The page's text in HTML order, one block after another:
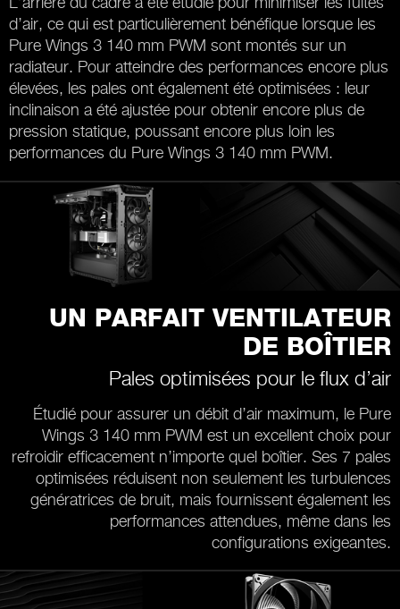
d’air, ce qui est particulièrement bénéfique lorsque les
Pure Wings 3 140 mm PWM sont montés sur un
radiateur. Pour atteindre des performances encore plus
élevées, les pales ont également été optimisées : leur
inclinaison a été ajustée pour obtenir encore plus de
pression statique, poussant encore plus loin les
performances du Pure Wings 3 140 mm PWM.
UN PARFAIT VENTILATEUR
DE BOÎTIER
Pales optimisées pour le flux d’air
Étudié pour assurer un débit d’air maximum, le Pure
Wings 3 140 mm PWM est un excellent choix pour
refroidir efficacement n’importe quel boîtier. Ses 7 pales
optimisées réduisent non seulement les turbulences
génératrices de bruit, mais fournissent également les
performances attendues, même dans les
configurations exigeantes.